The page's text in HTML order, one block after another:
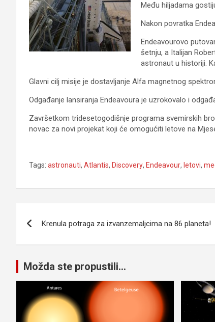
Među hiljadama
Nakon povratka
Endeavourovo
šetnju, a Italijan
astronaut u historiji.
Glavni cilj misije je dostavljanje Alfa magnetnog
Odgađanje lansiranja Endeavoura je uzrokovalo i
Završetkom tridesetogodišnje programa svemirskih
novac za novi projekat koji će omogućiti letove na
Tags: astronauti, Atlantis, Discovery, Endeavour, letovi,
članaka
Krenula potraga za izvanzemaljcima na 86 planeta!
Možda ste propustili...